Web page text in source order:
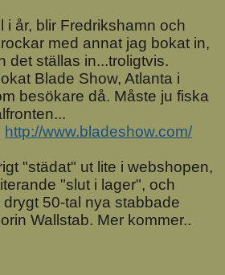
i år, blir Fredrikshamn och
med annat jag bokat in,
det ställas in...troligtvis.
Blade Show, Atlanta i
besökare då. Måste ju fiska
http://www.bladeshow.com/
"städat" ut lite i webshopen,
"slut i lager", och
50-tal nya stabbade
Wallstab. Mer kommer..